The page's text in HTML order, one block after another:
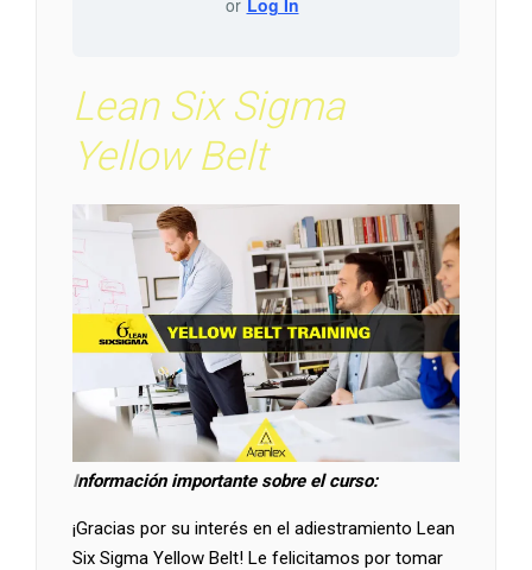
Lean Six Sigma
Yellow Belt
Información importante sobre el curso:
¡Gracias por su interés en el adiestramiento Lean
Six Sigma Yellow Belt! Le felicitamos por tomar